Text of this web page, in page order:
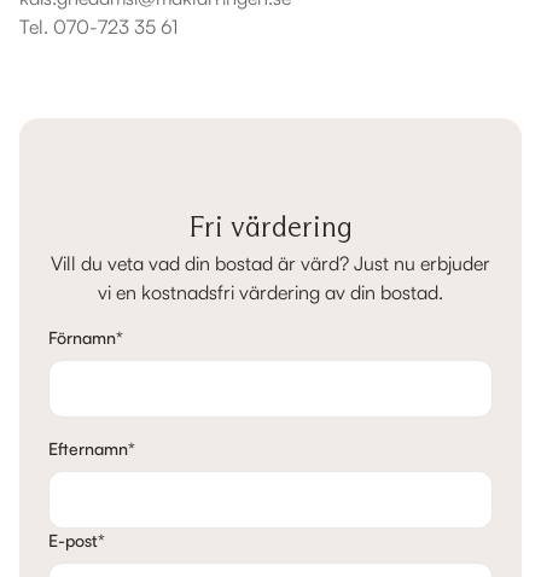
Tel. 070-723 35 61
Fri värdering
Vill du veta vad din bostad är värd? Just nu erbjuder
vi en kostnadsfri värdering av din bostad.
Förnamn*
Efternamn*
E-post*